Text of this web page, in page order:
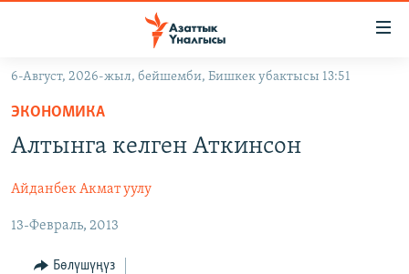
Навигацияга
өтүңүз
Издөөгө
салыңыз
САЯСАТ
ЭКОНОМИКА
МАДАНИЯТ
ДҮЙНӨ
БОРБОР АЗИЯ
УКРАИНА
АТАЙЫН ИЛИКТӨӨ
ТВ ПРОГРАММАЛАР
6-Август, 2026-жыл, бейшемби, Бишкек убактысы 13:51
ЭКОНОМИКА
Алтынга келген Аткинсон
Айданбек Акмат уулу
13-Февраль, 2013
Бөлүшүңүз